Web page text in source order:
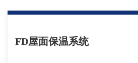
FD屋面保温系统